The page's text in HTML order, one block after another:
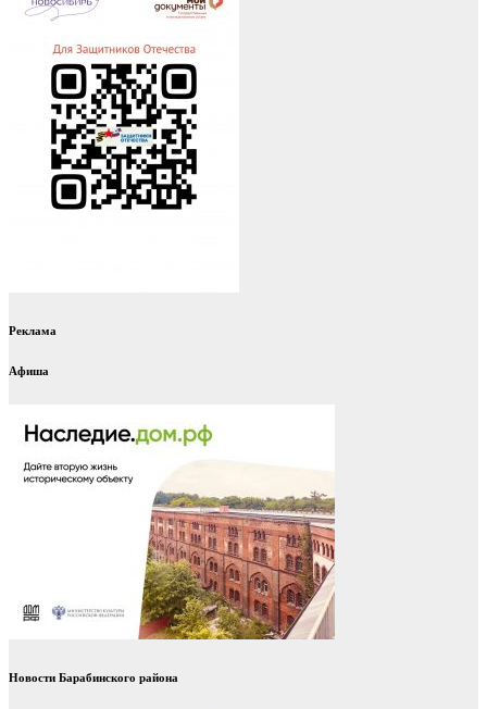
Реклама
Афиша
Новости Барабинского района